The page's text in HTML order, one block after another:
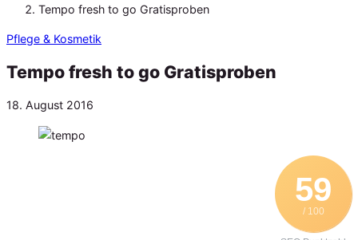
Tempo fresh to go Gratisproben
Pflege & Kosmetik
Tempo fresh to go Gratisproben
Veröffentlicht
18. August 2016
59
/ 100